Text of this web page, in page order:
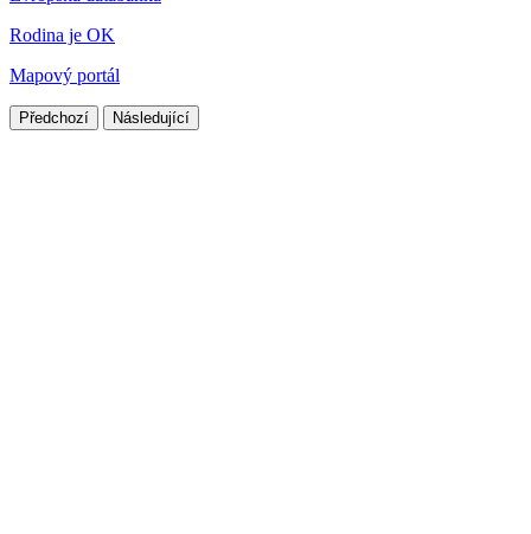
Rodina je OK
Mapový portál
Předchozí Následující